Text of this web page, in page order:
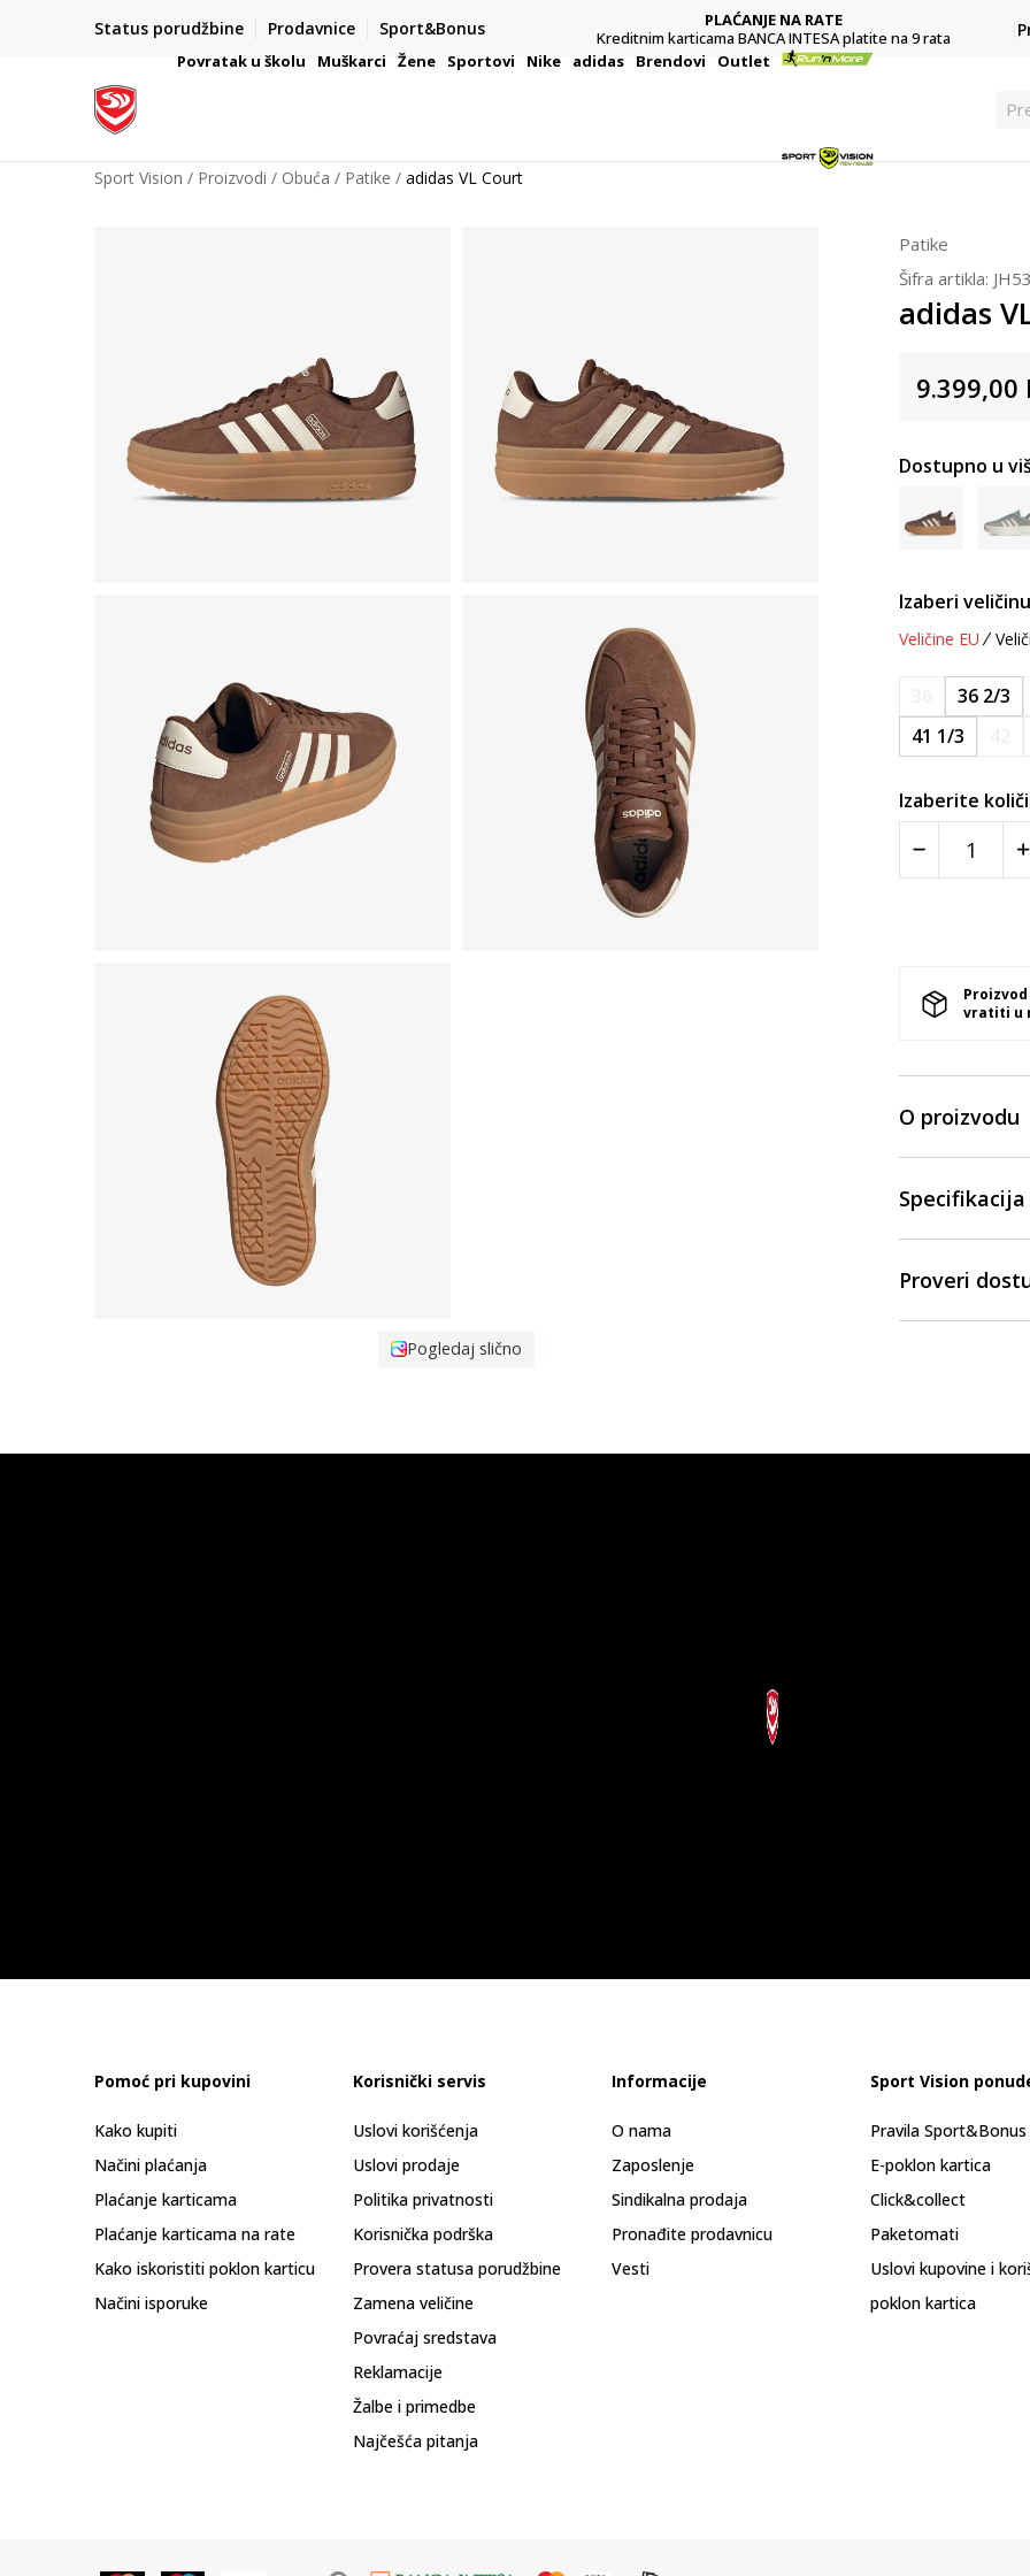
Status porudžbine Prodavnice Sport&Bonus
VAŽNO OBAVEŠTENJE ZA POTROŠAČE
PLAĆANJE NA RATE
Kreditnim karticama BANCA INTESA platite na 9 rata
Povratak u školu Muškarci Žene Sportovi Nike adidas Brendovi Outlet
Sport Vision Proizvodi Obuća Patike adidas VL Court
Pogledaj slično
Patike
Šifra artikla:
adidas
9.399,00
Dostupno u
Izaberi
Veličine EU
36 2/3
41 1/3
Izaberite
vratiti u
O proizvodu
Specifikacija
Proveri
Pomoć pri kupovini
Kako kupiti
Načini plaćanja
Plaćanje karticama
Plaćanje karticama na rate
Kako iskoristiti poklon karticu
Načini isporuke
Korisnički servis
Uslovi korišćenja
Uslovi prodaje
Politika privatnosti
Korisnička podrška
Provera statusa porudžbine
Zamena veličine
Povraćaj sredstava
Reklamacije
Žalbe i primedbe
Najčešća pitanja
Informacije
O nama
Zaposlenje
Sindikalna prodaja
Pronađite prodavnicu
Vesti
Sport Vision
Pravila
E-poklon kartica
Click&collect
Paketomati
Uslovi kupovine i
poklon kartica